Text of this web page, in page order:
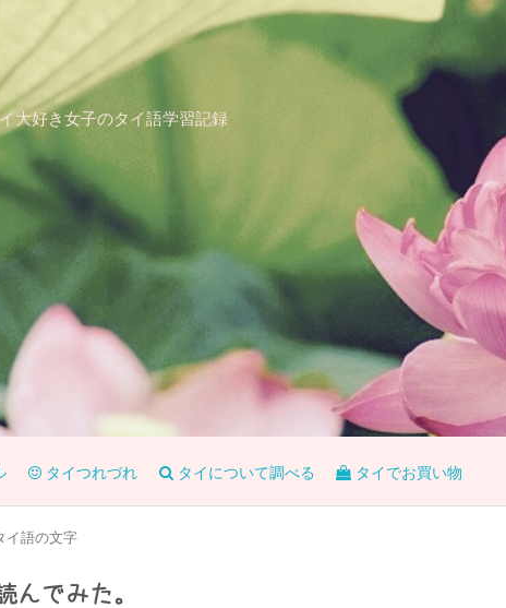
大好き女子のタイ語学習記録
タイつれづれ タイについて調べる タイでお買い物
イ語の文字
んでみた。